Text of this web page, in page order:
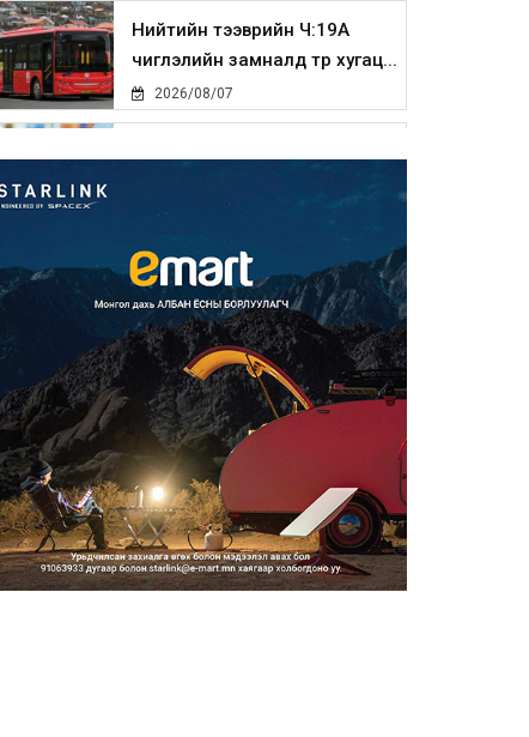
Нийтийн тээврийн Ч:19А
чиглэлийн замналд түр хугац...
2026/08/07
2026/08/07
Улаанбаатарт өдөртөө 30 хэм
дулаан
2026/08/07
Улсын чанартай хатуу
хучилттай авто замын талаас
и...
2026/08/06
Засгийн газар энэ оныг
дуустал санхүүгийн хэмнэлти...